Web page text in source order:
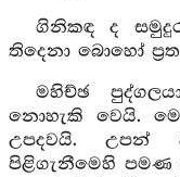
ගිනිකඳ ද
තිදෙනා බොහෝ
මහිච්ඡ
නොහැකි වෙයි.
උපදවයි. උපන්
පිළිගැනීමෙහි පමණ